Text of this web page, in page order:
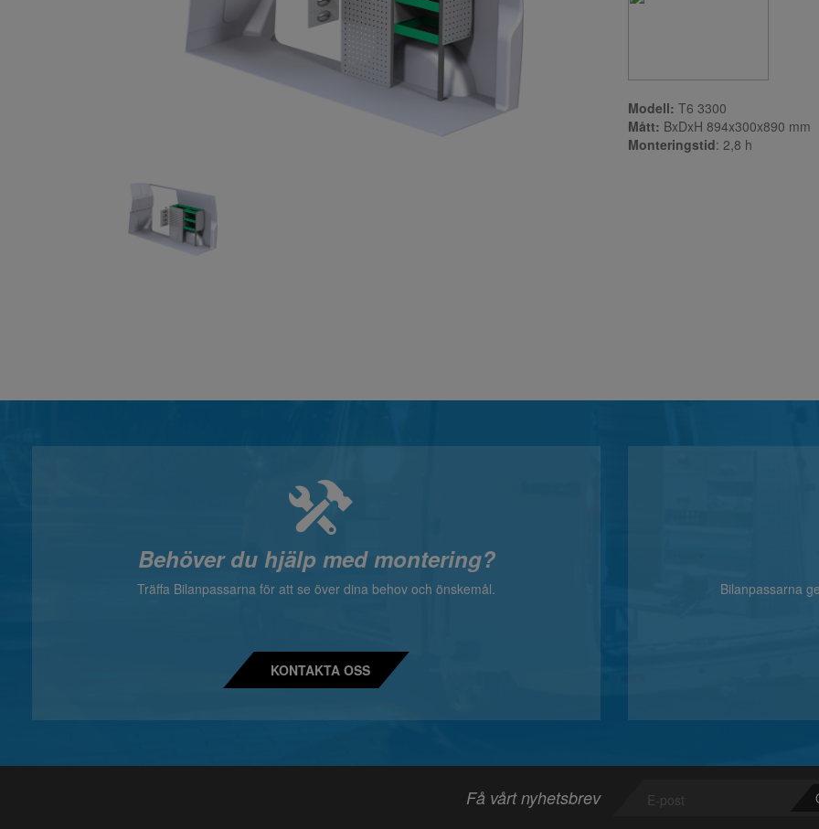
Modell: T6 3300
Mått: BxDxH 894x300x890 mm
Monteringstid: 2,8 h
Behöver du hjälp med montering?
Träffa Bilanpassarna för att se över dina behov och önskemål.
KONTAKTA OSS
Bilanpassarna
Få vårt nyhetsbrev